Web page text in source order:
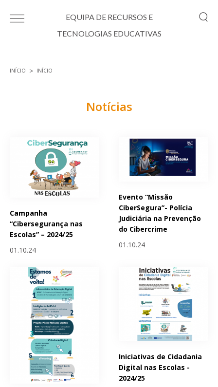
EQUIPA DE RECURSOS E
TECNOLOGIAS EDUCATIVAS
INÍCIO INÍCIO
Notícias
Campanha
“Cibersegurança nas
Escolas” – 2024/25
01.10.24
Evento “Missão
CiberSegura”- Polícia
Judiciária na Prevenção
do Cibercrime
01.10.24
Iniciativas de Cidadania
Digital nas Escolas -
2024/25
Páginas